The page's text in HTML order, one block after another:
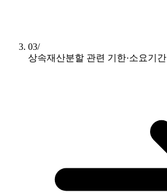
03/
상속재산분할 관련 기한·소요기간